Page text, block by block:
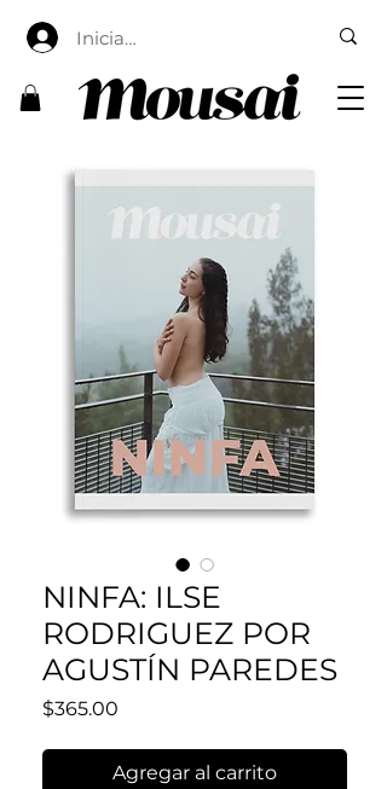
Iniciar sesión
NINFA: ILSE
RODRIGUEZ POR
AGUSTÍN PAREDES
$365.00
Agregar al carrito